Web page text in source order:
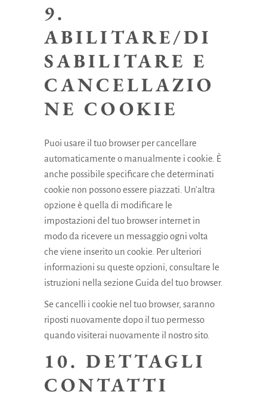
9.
ABILITARE/DI
SABILITARE E
CANCELLAZIO
NE COOKIE
Puoi usare il tuo browser per cancellare
automaticamente o manualmente i cookie. È
anche possibile specificare che determinati
cookie non possono essere piazzati. Un’altra
opzione è quella di modificare le
impostazioni del tuo browser internet in
modo da ricevere un messaggio ogni volta
che viene inserito un cookie. Per ulteriori
informazioni su queste opzioni, consultare le
istruzioni nella sezione Guida del tuo browser.
Se cancelli i cookie nel tuo browser, saranno
riposti nuovamente dopo il tuo permesso
quando visiterai nuovamente il nostro sito.
10. DETTAGLI
CONTATTI